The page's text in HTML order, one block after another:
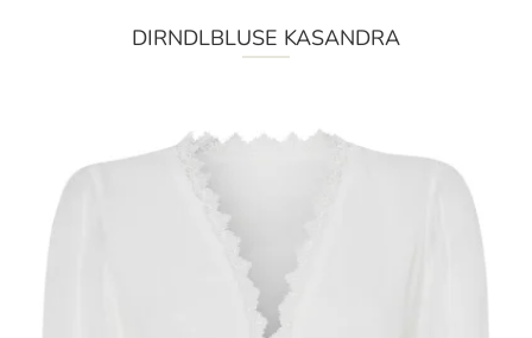
DIRNDLBLUSE KASANDRA